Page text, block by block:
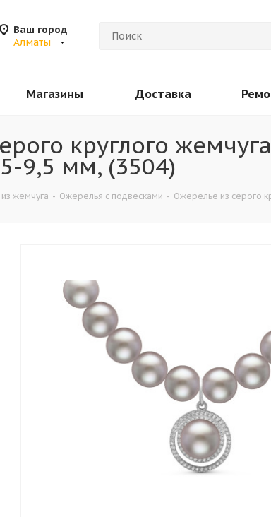
Ваш город
Алматы
Магазины Доставка
круглого
9,5 мм, (3504)
жемчуга - Ожерелья с подвесками - Ожерелье из серого